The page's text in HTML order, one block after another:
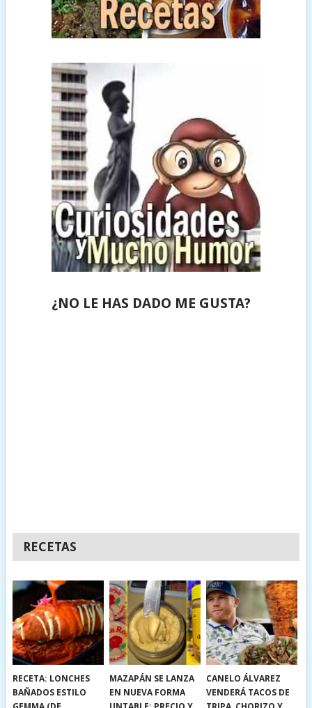
¿NO LE HAS DADO ME GUSTA?
RECETAS
RECETA: LONCHES
BAÑADOS ESTILO
MAZAPÁN SE LANZA
EN NUEVA FORMA
CANELO ÁLVAREZ
VENDERÁ TACOS DE